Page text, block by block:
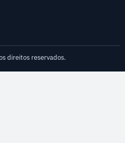
direitos reservados.